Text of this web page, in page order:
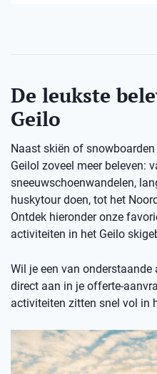
De leukste
Geilo
Naast skiën of
Geilol zoveel meer beleven:
sneeuwschoenwandelen,
huskytour doen, tot het
Ontdek hieronder onze
activiteiten in het Geilo
Wil je een van
direct aan in je offerte-
activiteiten zitten snel vol in